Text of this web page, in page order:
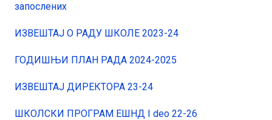
запослених
ИЗВЕШТАЈ О РАДУ ШКОЛЕ 2023-24
ГОДИШЊИ ПЛАН РАДА 2024-2025
ИЗВЕШТАЈ ДИРЕКТОРА 23-24
ШКОЛСКИ ПРОГРАМ ЕШНД I deo 22-26